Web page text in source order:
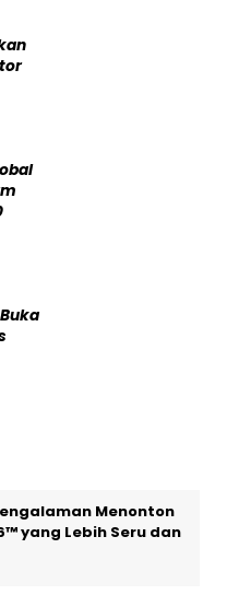
Menonton
yang Lebih Seru dan